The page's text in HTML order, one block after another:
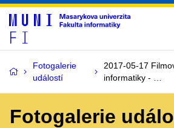
Fotogalerie
událostí
2017-05-17
informatiky - …
Fotogalerie